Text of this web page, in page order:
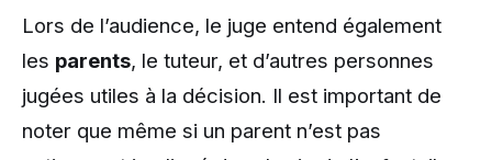
Lors de l’audience, le juge entend également
les parents, le tuteur, et d’autres personnes
jugées utiles à la décision. Il est important de
noter que même si un parent n’est pas